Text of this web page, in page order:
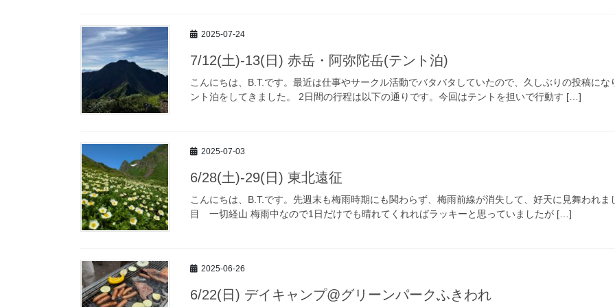
2025-07-24
7/12(土)-13(日) 赤岳・阿弥陀岳(テント泊)
こんにちは、B.T.です。最近は仕事やサークル活動でバタバタしていたので、久しぶりの投稿に
ント泊をしてきました。 2日間の行程は以下の通りです。今回はテントを担いで行動す […]
2025-07-03
6/28(土)-29(日) 東北遠征
こんにちは、B.T.です。先週末も梅雨時期にも関わらず、梅雨前線が消失して、好天に見舞われ
目 一切経山 梅雨中なので1日だけでも晴れてくれればラッキーと思っていましたが […]
2025-06-26
6/22(日) デイキャンプ@グリーンパークふきわれ